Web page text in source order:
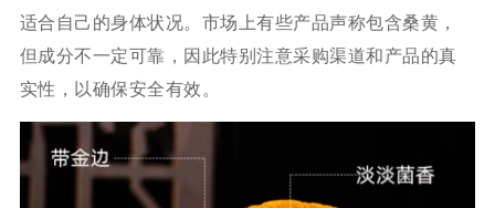
适合自己的身体状况。市场上有些产品声称包含桑黄，
但成分不一定可靠，因此特别注意采购渠道和产品的真
实性，以确保安全有效。